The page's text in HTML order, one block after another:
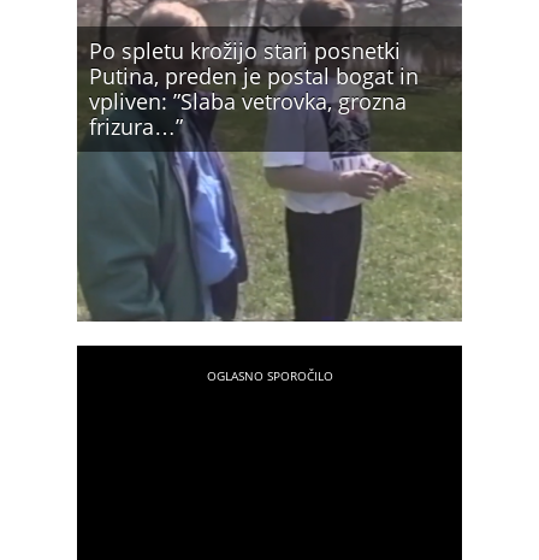
Po spletu krožijo stari posnetki
Putina, preden je postal bogat in
vpliven: ”Slaba vetrovka, grozna
frizura…”